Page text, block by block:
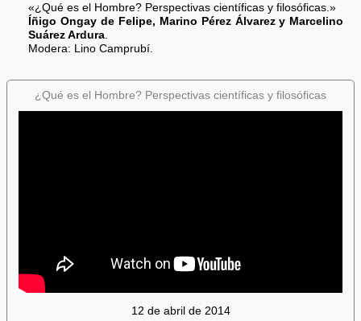
«¿Qué es el Hombre? Perspectivas científicas y filosóficas.»
Íñigo Ongay de Felipe, Marino Pérez Álvarez y Marcelino
Suárez Ardura
Modera: Lino Camprubí.
¿Qué es el Hombre? Perspectivas científicas y filosóficas
12 de abril de 2014